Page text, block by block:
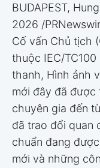
BUDAPEST,
2026 /
Cố vấn Chủ tịch
thuộc IEC/
thanh, Hình ảnh
mới đây đã được
chuyên gia đến
đã trao đổi quan
chuẩn đang
mới và những